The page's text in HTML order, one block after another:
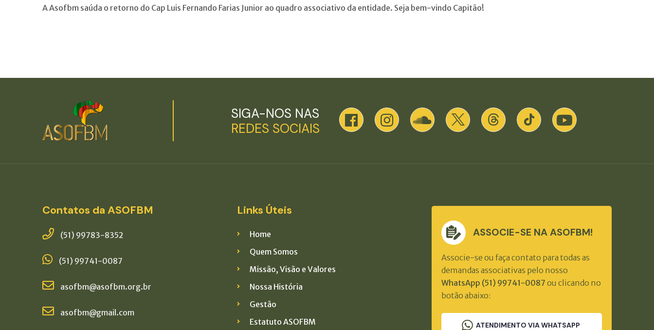
A Asofbm saúda o retorno do Cap Luis Fernando Farias Junior ao quadro associativo da entidade. Seja bem-vindo Capitão!
SIGA-NOS NAS
REDES SOCIAIS
Contatos da ASOFBM
(51) 99783-8352
(51) 99741-0087
asofbm@asofbm.org.br
asofbm@gmail.com
Links Úteis
Home
Quem Somos
Missão, Visão e Valores
Nossa História
Gestão
Estatuto ASOFBM
ASSOCIE-SE NA ASOFBM!
Associe-se ou faça contato para todas as
demandas associativas pelo nosso
WhatsApp (51) 99741-0087 ou clicando no
botão abaixo:
ATENDIMENTO VIA WHATSAPP